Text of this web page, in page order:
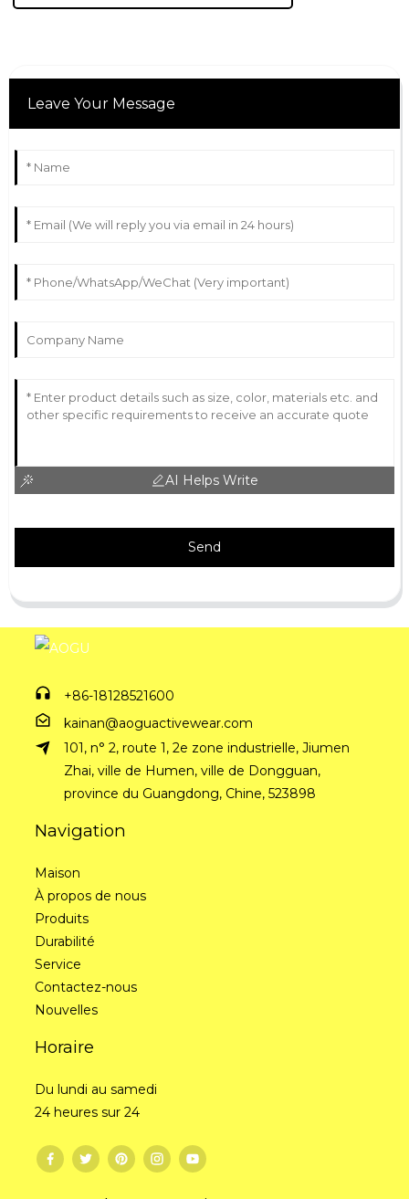
Leave Your Message
AI Helps Write
Send
+86-18128521600
kainan@aoguactivewear.com
101, n° 2, route 1, 2e zone industrielle, Jiumen
Zhai, ville de Humen, ville de Dongguan,
province du Guangdong, Chine, 523898
Navigation
Maison
À propos de nous
Produits
Durabilité
Service
Contactez-nous
Nouvelles
Horaire
Du lundi au samedi
24 heures sur 24